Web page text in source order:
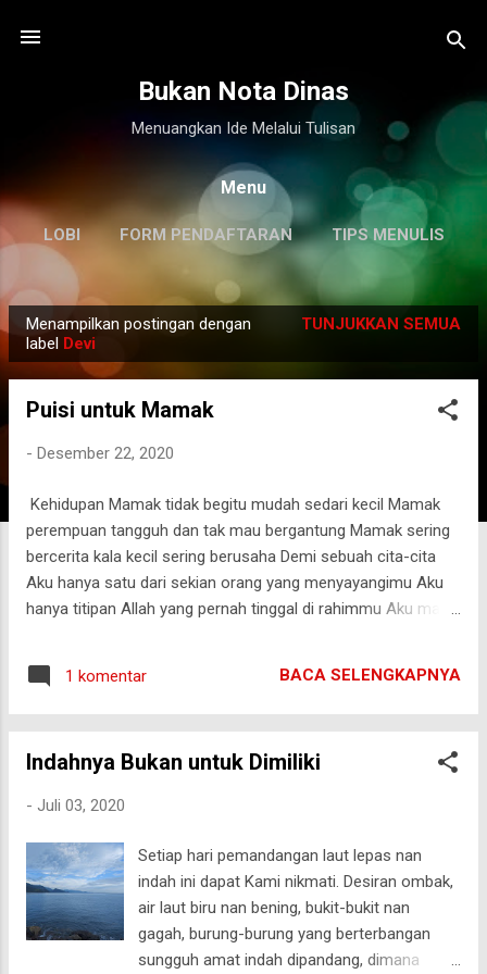
Bukan Nota Dinas
Menuangkan Ide Melalui Tulisan
Menu
LOBI FORM PENDAFTARAN TIPS MENULIS
KILAS BALIK
P
o
Menampilkan postingan dengan
label Devi
TUNJUKKAN SEMUA
Puisi untuk Mamak
- Desember 22, 2020
Kehidupan Mamak tidak begitu mudah sedari kecil Mamak
perempuan tangguh dan tak mau bergantung Mamak sering
bercerita kala kecil sering berusaha Demi sebuah cita-cita
Aku hanya satu dari sekian orang yang menyayangimu Aku
hanya titipan Allah yang pernah tinggal di rahimmu Aku malu
dan menyusui merupakan tugas muliamu Mengadu Aku
kepada Rabbku atas tingkahku yang mungkin pernah melukai
hal yang memotivasi diri ini untuk menjadi lebih baik Kini
kepada pemilikNya Tertinggal dua pesan untukku, Salah
satunya tentangmu. Doaku untukmu, Semoga engkau
diberikan kelapangan hati untuk menjalani segala ketetap
Illahi dan setiap langkahmu dimudahkan Pemilik Alam
Semesta ini.
1 komentar BACA SELENGKAPNYA
Indahnya Bukan untuk Dimiliki
- Juli 03, 2020
Setiap hari pemandangan laut lepas nan
indah ini dapat Kami nikmati. Desiran ombak,
air laut biru nan bening, bukit-bukit nan
gagah, burung-burung yang berterbangan
sungguh amat indah dipandang, dimana